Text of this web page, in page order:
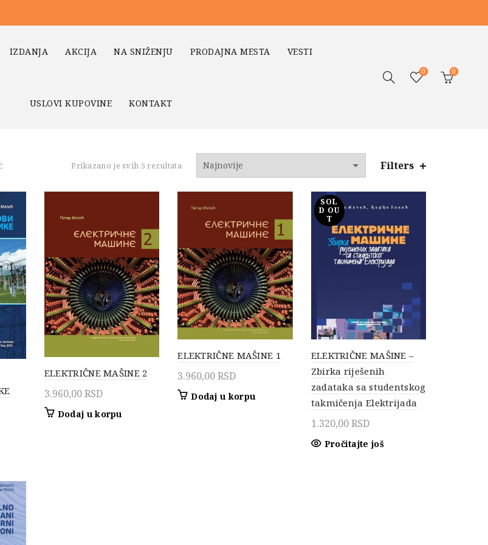
IZDANJA AKCIJA NA SNIŽENJU PRODAJNA MESTA VESTI
USLOVI KUPOVINE KONTAKT
0 0
Prikazano je svih 5 rezultata Sortirano
najnovijem
Filters
ELEKTRIČNE MAŠINE 2
3.960,00RSD
Dodaj u korpu
ELEKTRIČNE MAŠINE 1
3.960,00RSD
Dodaj u korpu
SOL
D OU
T
ELEKTRIČNE MAŠINE –
Zbirka riješenih
zadataka sa studentskog
takmičenja Elektrijada
1.320,00RSD
Pročitajte još